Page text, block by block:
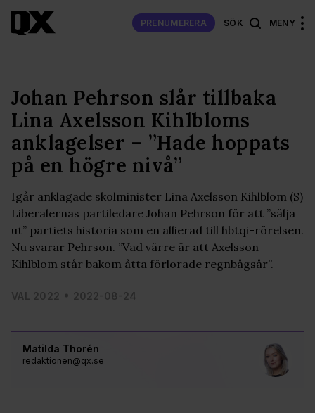
PRENUMERERA SÖK MENY
Matilda Thorén
redaktionen@qx.se
Johan Pehrson slår tillbaka
Lina Axelsson Kihlbloms
anklagelser – ”Hade hoppats
på en högre nivå”
Igår anklagade skolminister Lina Axelsson Kihlblom (S)
Liberalernas partiledare Johan Pehrson för att ”sälja
ut” partiets historia som en allierad till hbtqi-rörelsen.
Nu svarar Pehrson. ”Vad värre är att Axelsson
Kihlblom står bakom åtta förlorade regnbågsår”.
VAL 2022 2022-08-24